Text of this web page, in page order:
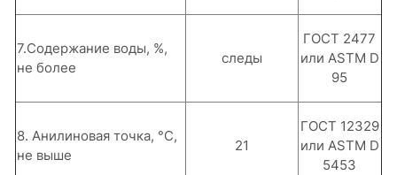
7.Содержание воды, %,
не более
следы
ГОСТ 2477
или ASTM D
95
8. Анилиновая точка, °С,
не выше
21
ГОСТ 12329
или ASTM D
5453